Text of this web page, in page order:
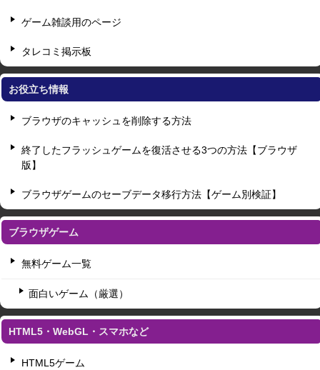
ゲーム雑談用のページ
タレコミ掲示板
お役立ち情報
ブラウザのキャッシュを削除する方法
終了したフラッシュゲームを復活させる3つの方法【ブラウザ
版】
ブラウザゲームのセーブデータ移行方法【ゲーム別検証】
ブラウザゲーム
無料ゲーム一覧
面白いゲーム（厳選）
HTML5・WebGL・スマホなど
HTML5ゲーム